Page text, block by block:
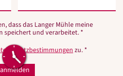
dass das Langer Mühle meine
speichert und verarbeitet. *
zu. *